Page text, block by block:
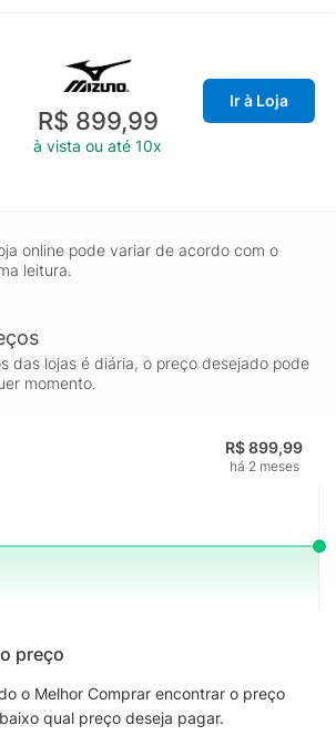
R$ 899,99
à vista ou até 10x
Ir à Loja
online pode variar de acordo com o
leitura.
das lojas é diária, o preço desejado pode
momento.
R$ 899,99
há 2 meses
preço
o Melhor Comprar encontrar o preço
qual preço deseja pagar.